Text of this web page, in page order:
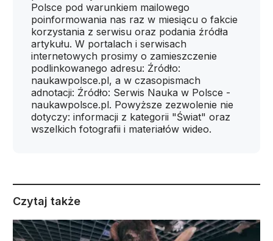
Polsce pod warunkiem mailowego
poinformowania nas raz w miesiącu o fakcie
korzystania z serwisu oraz podania źródła
artykułu. W portalach i serwisach
internetowych prosimy o zamieszczenie
podlinkowanego adresu: Źródło:
naukawpolsce.pl, a w czasopismach
adnotacji: Źródło: Serwis Nauka w Polsce -
naukawpolsce.pl. Powyższe zezwolenie nie
dotyczy: informacji z kategorii "Świat" oraz
wszelkich fotografii i materiałów wideo.
Czytaj także